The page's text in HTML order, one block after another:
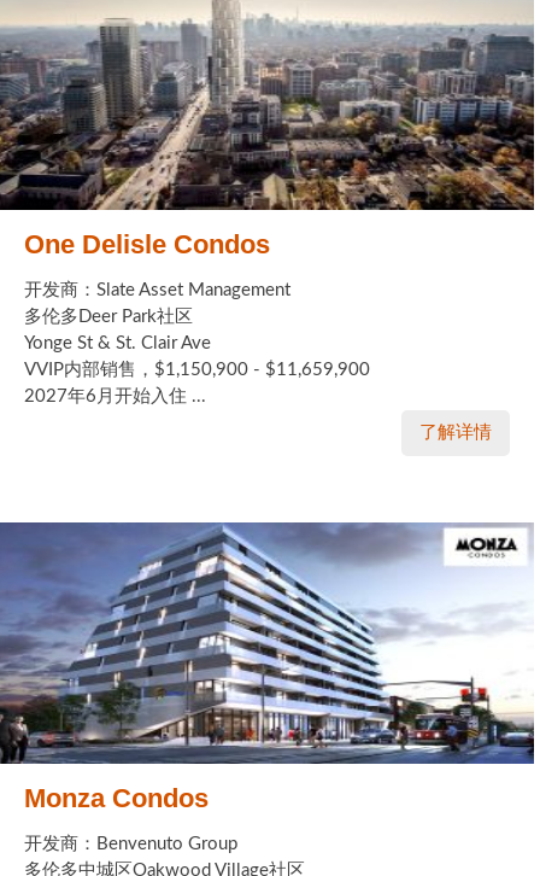
One Delisle Condos
开发商：Slate Asset Management
多伦多Deer Park社区
Yonge St & St. Clair Ave
VVIP内部销售，$1,150,900 - $11,659,900
2027年6月开始入住 ...
了解详情
Monza Condos
开发商：Benvenuto Group
多伦多中城区Oakwood Village社区